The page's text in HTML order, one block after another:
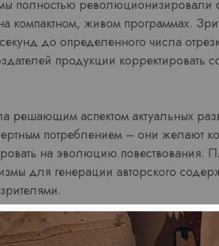
полностью революционизировали
компактном, живом программах.
до определенного числа
продукции корректировать
решающим аспектом актуальных
потреблением – они желают
на эволюцию повествования.
для генерации авторского